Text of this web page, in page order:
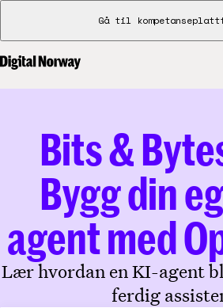
Gå til
Bits &
Bygg din
agent med
Lær hvordan en KI-agent
ferdig